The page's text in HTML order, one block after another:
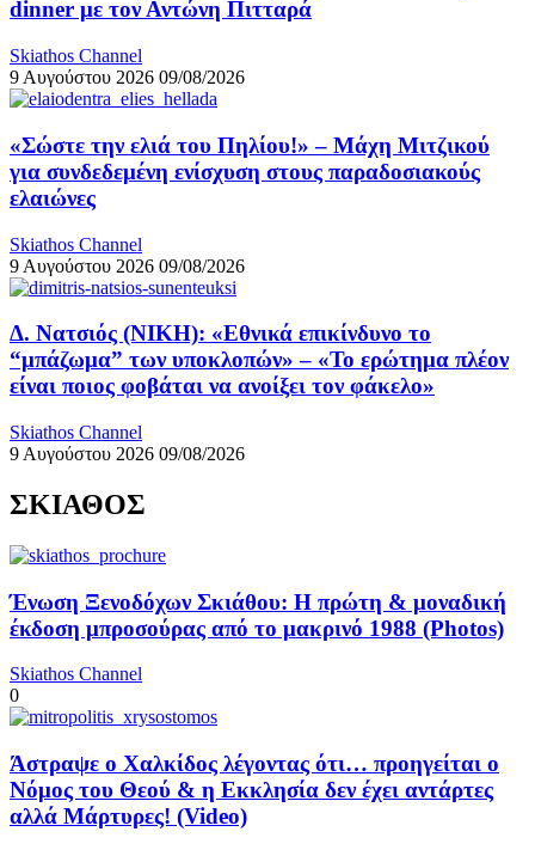
dinner με τον Αντώνη Πιτταρά
Skiathos Channel
9 Αυγούστου 2026 09/08/2026
«Σώστε την ελιά του Πηλίου!» – Μάχη Μιτζικού
για συνδεδεμένη ενίσχυση στους παραδοσιακούς
ελαιώνες
Skiathos Channel
9 Αυγούστου 2026 09/08/2026
Δ. Νατσιός (ΝΙΚΗ): «Εθνικά επικίνδυνο το
“μπάζωμα” των υποκλοπών» – «Το ερώτημα πλέον
είναι ποιος φοβάται να ανοίξει τον φάκελο»
Skiathos Channel
9 Αυγούστου 2026 09/08/2026
ΣΚΙΑΘΟΣ
Ένωση Ξενοδόχων Σκιάθου: Η πρώτη & μοναδική
έκδοση μπροσούρας από το μακρινό 1988 (Photos)
Skiathos Channel
0
Άστραψε ο Χαλκίδος λέγοντας ότι… προηγείται ο
Νόμος του Θεού & η Εκκλησία δεν έχει αντάρτες
αλλά Μάρτυρες! (Video)